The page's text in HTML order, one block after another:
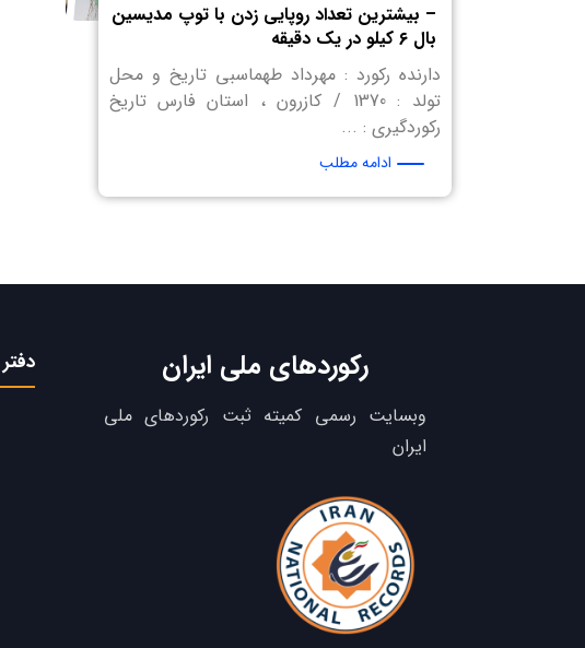
– بیشترین تعداد روپایی زدن با توپ مدیسین
بال ۶ کیلو در یک دقیقه
دارنده رکورد : مهرداد طهماسبی تاریخ و محل
تولد : 1370 / کازرون ، استان فارس تاریخ
رکوردگیری : ...
ادامه مطلب
رکوردهای ملی ایران
وبسایت رسمی کمیته ثبت رکوردهای ملی
ایران